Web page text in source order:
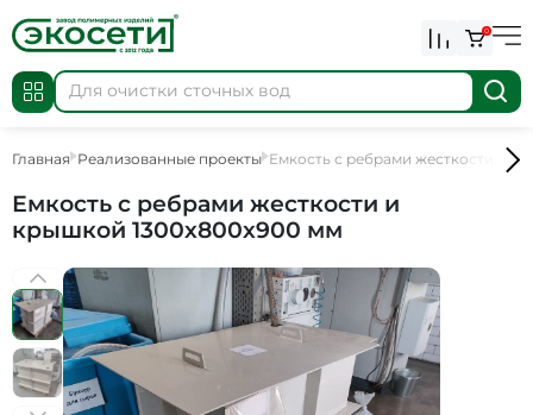
0
Главная Реализованные проекты Емкость с ребрами жесткости и
Емкость с ребрами жесткости и
крышкой 1300х800х900 мм